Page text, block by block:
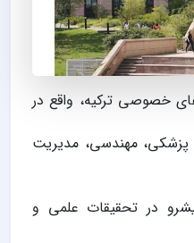
خصوصی ترکیه، واقع در
پزشکی، مهندسی، مدیریت
در تحقیقات علمی و